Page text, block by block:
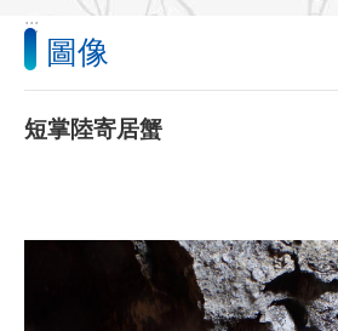
多
媒
體
檢
像
:::
圖像
短掌陸寄居蟹